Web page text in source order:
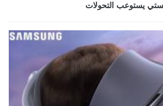
يستوعب التحولات